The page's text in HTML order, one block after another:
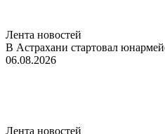
Лента новостей
В Астрахани стартовал
06.08.2026
Лента новостей